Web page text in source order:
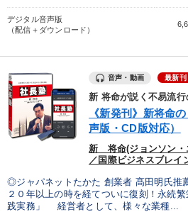
組織・採用・スキル 社員が自律
新事業・新商品づくり 経営を改善
発想力を磨きたい 後継者に聞かせ
財務・数字力の向上
キーワード
デジタル音声版
（配信＋ダウンロード）
音声・動画 最新刊
新 将命が説く不易流行
《新発刊》新将命
声版・CD版対応）
新 将命(ジョンソン・
／国際ビジネスブレイ
◎ジャパネットたかた 創業者 髙田明氏推
２０年以上の時を経てついに復刻！永続
践実務」 経営者として、様々な業種...